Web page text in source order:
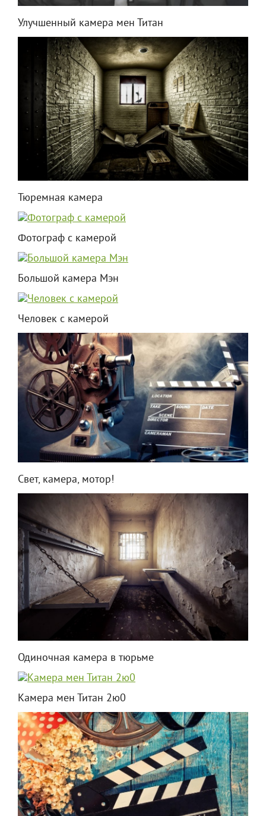
Улучшенный камера мен Титан
Тюремная камера
Фотограф с камерой
Большой камера Мэн
Человек с камерой
Свет, камера, мотор!
Одиночная камера в тюрьме
Камера мен Титан 2ю0